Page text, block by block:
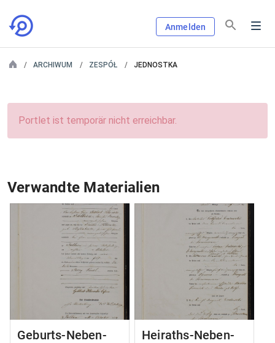
Anmelden
ARCHIWUM ZESPÓŁ JEDNOSTKA
Portlet ist temporär nicht erreichbar.
Verwandte Materialien
Geburts-Neben-
Heiraths-Neben-